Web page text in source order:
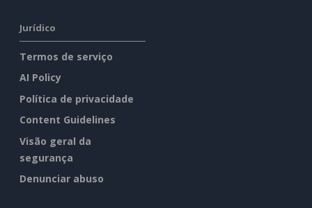
Jurídico
Termos de serviço
AI Policy
Política de privacidade
Content Guidelines
Visão geral da
segurança
Denunciar abuso